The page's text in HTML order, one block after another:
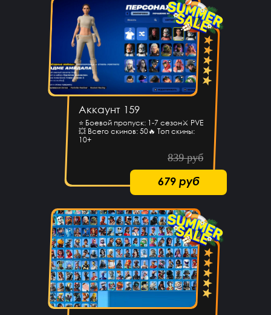
Аккаунт 159
⭐️ Боевой пропуск: 1-7 сезон⚔️ PVE
💥 Всего скинов: 50🔥 Топ скины:
10+
839 руб
679 руб